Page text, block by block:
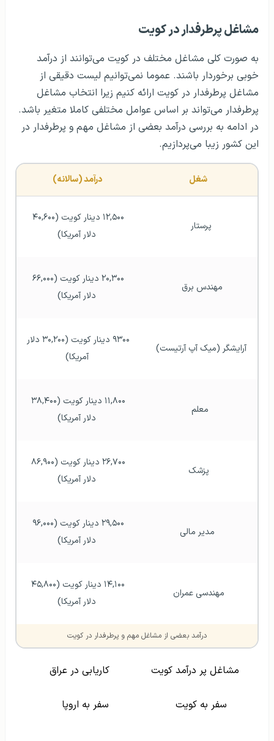
مشاغل پرطرفدار در کویت
به صورت کلی مشاغل مختلف در کویت می‌توانند از درآمد
خوبی برخوردار باشند. عموما نمی‌توانیم لیست دقیقی از
مشاغل پرطرفدار در کویت ارائه کنیم زیرا انتخاب مشاغل
پرطرفدار می‌تواند بر اساس عوامل مختلفی کاملا متغیر باشد.
در ادامه به بررسی درآمد بعضی از مشاغل مهم و پرطرفدار در
این کشور زیبا می‌پردازیم.
شغل درآمد (سالانه)
پرستار
دلار آمریکا)
مهندس برق
دلار آمریکا)
آرایشگر (میک آپ آرتیست)
آمریکا)
معلم
دلار آمریکا)
پزشک
دلار آمریکا)
مدیر مالی
دلار آمریکا)
مهندسی عمران
دلار آمریکا)
درآمد بعضی از مشاغل مهم و پرطرفدار در کویت
مشاغل پر درآمد کویت کاریابی در عراق
سفر به کویت سفر به اروپا